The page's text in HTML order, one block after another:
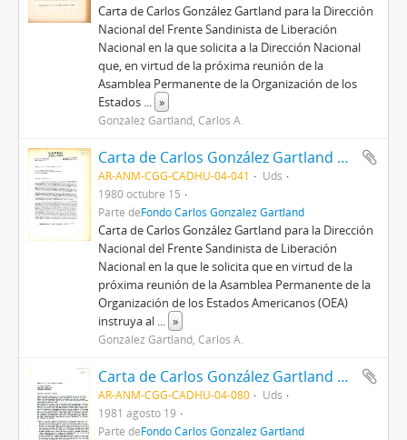
Carta de Carlos González Gartland para la Dirección
Nacional del Frente Sandinista de Liberación
Nacional en la que solicita a la Dirección Nacional
que, en virtud de la próxima reunión de la
Asamblea Permanente de la Organización de los
Estados ... »
González Gartland, Carlos A.
Carta de Carlos González Gartland para la Dirección Nacional del Frente Sandinista de Liberación Nacional
AR-ANM-CGG-CADHU-04-041
Uds
1980 octubre 15
Parte deFondo Carlos González Gartland
Carta de Carlos González Gartland para la Dirección
Nacional del Frente Sandinista de Liberación
Nacional en la que le solicita que en virtud de la
próxima reunión de la Asamblea Permanente de la
Organización de los Estados Americanos (OEA)
instruya al ... »
González Gartland, Carlos A.
Carta de Carlos González Gartland para Manuel Gaggero
AR-ANM-CGG-CADHU-04-080
Uds
1981 agosto 19
Parte deFondo Carlos González Gartland